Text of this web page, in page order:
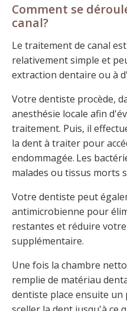
Comment se
canal?
Le traitement de canal
relativement simple et
extraction dentaire ou à
Votre dentiste procède,
anesthésie locale afin
traitement. Puis, il
la dent à traiter pour
endommagée. Les
malades ou tissus morts
Votre dentiste peut
antimicrobienne pour
restantes et réduire
supplémentaire.
Une fois la chambre
remplie de matériau
dentiste place ensuite